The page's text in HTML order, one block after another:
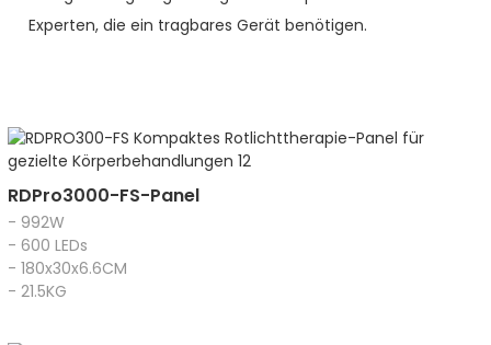
Experten, die ein tragbares Gerät benötigen.
RDPro3000-FS-Panel
- 992W
- 600 LEDs
- 180x30x6.6CM
- 21.5KG